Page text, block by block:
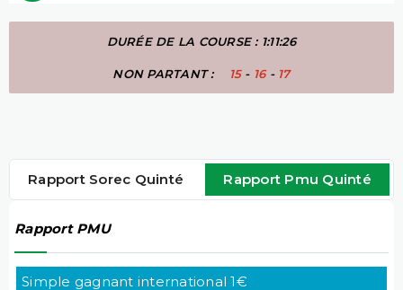
DURÉE DE LA COURSE : 1:11:26
NON PARTANT : 15- 16- 17
Rapport Sorec Quinté Rapport Pmu Quinté
Rapport PMU
Simple gagnant international 1€